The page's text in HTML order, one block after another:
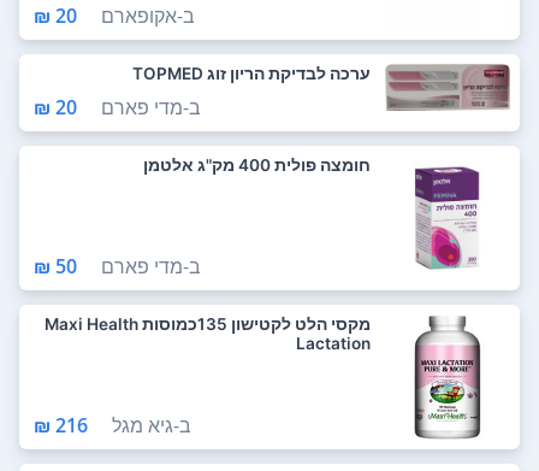
ב-אקופארם 20 ₪
ערכה לבדיקת הריון זוג TOPMED
ב-מדי פארם 20 ₪
חומצה פולית 400 מק"ג אלטמן
ב-מדי פארם 50 ₪
מקסי הלט לקטישון 135כמוסות Maxi Health
Lactation
ב-גיא מגל 216 ₪